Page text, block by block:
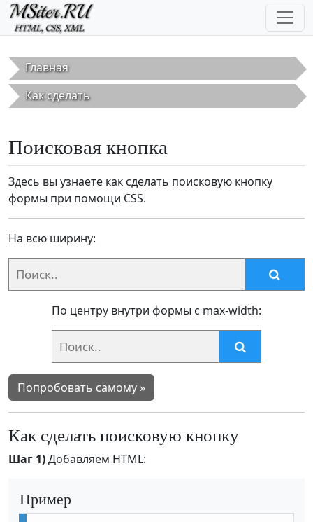
Перейти к основному содержанию
Главная
Как сделать
Поисковая кнопка
Здесь вы узнаете как сделать поисковую кнопку
формы при помощи CSS.
На всю ширину:
По центру внутри формы с max-width:
Попробовать самому »
Как сделать поисковую кнопку
Шаг 1)Добавляем HTML:
Пример